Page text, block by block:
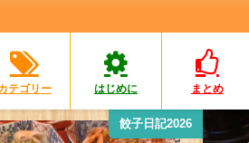
テゴリー はじめに まとめ
餃子日記2026